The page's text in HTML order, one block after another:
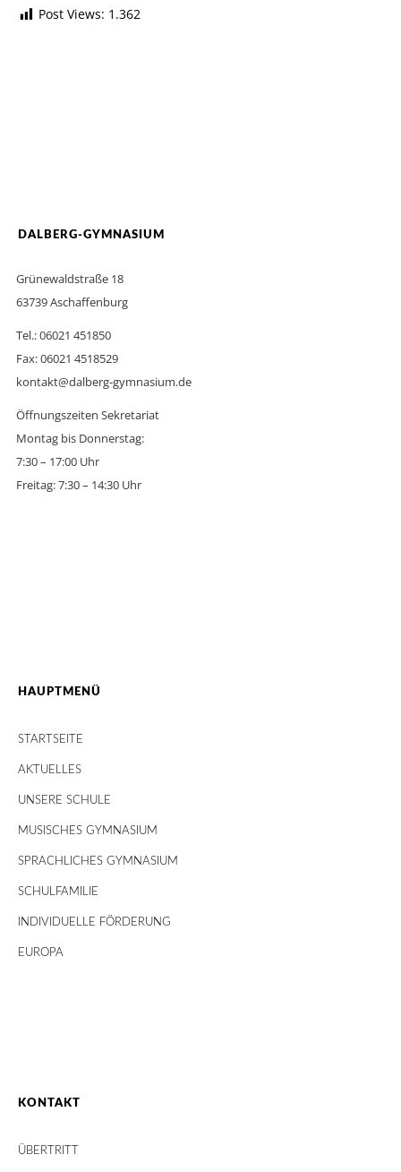
Post Views: 1.362
DALBERG-GYMNASIUM
Grünewaldstraße 18
63739 Aschaffenburg
Tel.: 06021 451850
Fax: 06021 4518529
kontakt@dalberg-gymnasium.de
Öffnungszeiten Sekretariat
Montag bis Donnerstag:
7:30 – 17:00 Uhr
Freitag: 7:30 – 14:30 Uhr
HAUPTMENÜ
STARTSEITE
AKTUELLES
UNSERE SCHULE
MUSISCHES GYMNASIUM
SPRACHLICHES GYMNASIUM
SCHULFAMILIE
INDIVIDUELLE FÖRDERUNG
EUROPA
KONTAKT
ÜBERTRITT